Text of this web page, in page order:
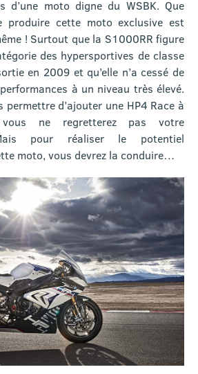
d’une moto digne du WSBK. Que
produire cette moto exclusive est
! Surtout que la S1000RR figure
des hypersportives de classe
en 2009 et qu’elle n’a cessé de
à un niveau très élevé.
permettre d’ajouter une HP4 Race à
ne regretterez pas votre
pour réaliser le potentiel
moto, vous devrez la conduire…